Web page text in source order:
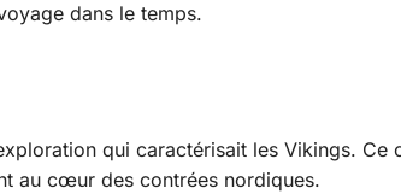
dans le temps.
qui caractérisait les Vikings. Ce
au cœur des contrées nordiques.